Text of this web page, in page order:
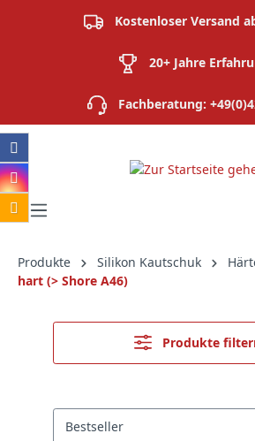
Kostenloser Versand
20+ Jahre
Fachberatung:
Produkte Silikon Kautschuk
hart (> Shore A46)
Produkte